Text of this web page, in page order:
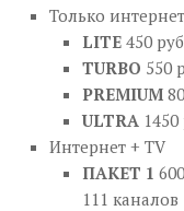
Только интернет
LITE 450
TURBO 550
PREMIUM
ULTRA
Интернет + TV
ПАКЕТ 1
111 каналов